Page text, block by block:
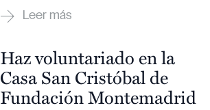
Haz voluntariado en la
Casa San Cristóbal de
Fundación Montemadrid